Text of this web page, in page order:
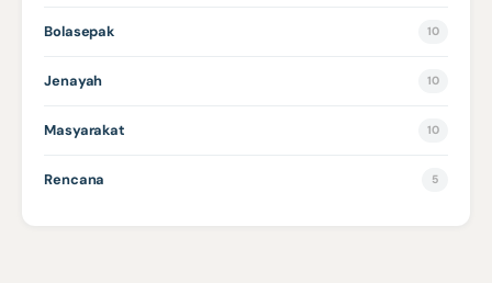
Bolasepak 10
Jenayah 10
Masyarakat 10
Rencana 5